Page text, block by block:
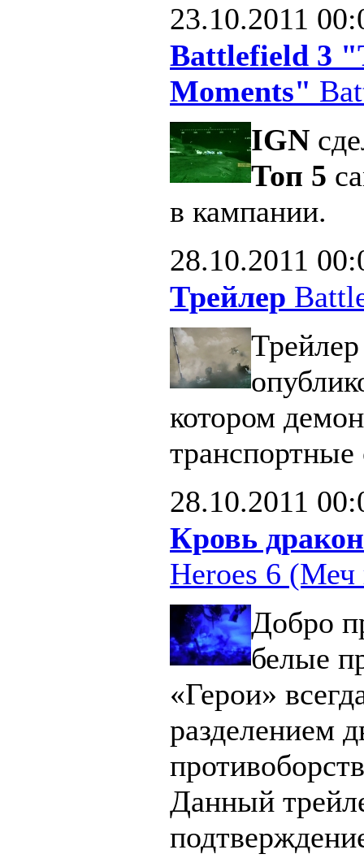
23.10.2011
Battlefield 3
Moments"
IGN
Топ 5
в кампании.
28.10.2011
Трейлер
котором
транспортные
28.10.2011
Кровь
Heroes 6 (Меч
Добро
белые
«Герои»
разделением
Данный